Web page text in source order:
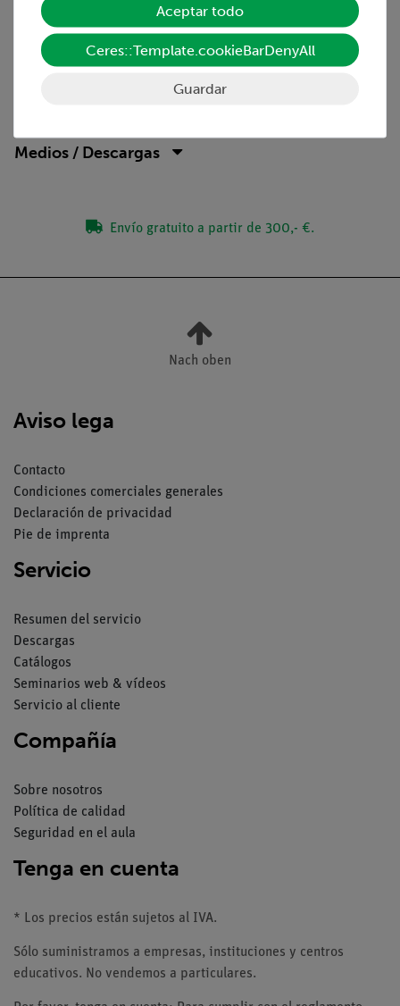
Descripciones de experimentos adecuados para los
estudiantes con informes disponibles.
Volumen de suministro
Medios / Descargas
Envío gratuito a partir de 300,- €.
Nach oben
Aviso lega
Contacto
Condiciones comerciales generales
Declaración de privacidad
Pie de imprenta
Servicio
Resumen del servicio
Descargas
Catálogos
Seminarios web & vídeos
Servicio al cliente
Compañía
Sobre nosotros
Política de calidad
Seguridad en el aula
Tenga en cuenta
* Los precios están sujetos al IVA.
Sólo suministramos a empresas, instituciones y centros
educativos. No vendemos a particulares.
Aceptar todo
Ceres::Template.cookieBarDenyAll
Guardar